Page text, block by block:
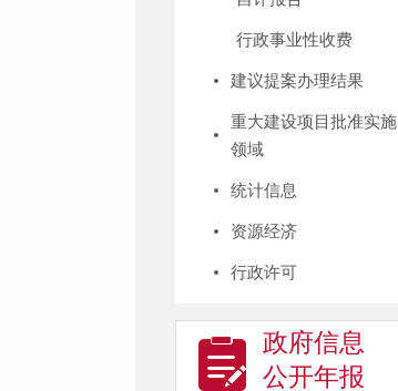
行政事业性收费
建议提案办理结果
重大建设项目批准实施
领域
统计信息
资源经济
行政许可
政府信息
公开年报